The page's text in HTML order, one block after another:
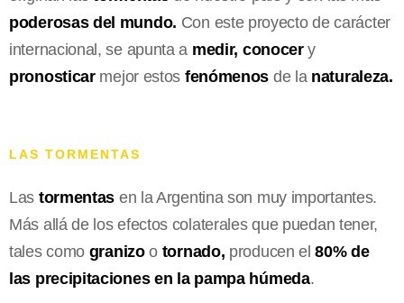
poderosas del mundo. Con este proyecto de carácter
internacional, se apunta a medir, conocery
pronosticarmejor estos fenómenos de la naturaleza.
LAS TORMENTAS
Las tormentas en la Argentina son muy importantes.
Más allá de los efectos colaterales que puedan tener,
tales como granizoo tornado, producen el 80% de
las precipitaciones en la pampa húmeda.